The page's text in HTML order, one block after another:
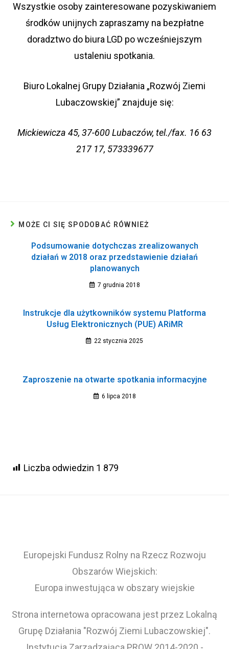
Wszystkie osoby zainteresowane pozyskiwaniem
środków unijnych zapraszamy na bezpłatne
doradztwo do biura LGD po wcześniejszym
ustaleniu spotkania.
Biuro Lokalnej Grupy Działania „Rozwój Ziemi
Lubaczowskiej” znajduje się:
Mickiewicza 45, 37-600 Lubaczów, tel./fax. 16 63
217 17, 573339677
MOŻE CI SIĘ SPODOBAĆ RÓWNIEŻ
Podsumowanie dotychczas zrealizowanych
działań w 2018 oraz przedstawienie działań
planowanych
7 grudnia 2018
Instrukcje dla użytkowników systemu Platforma
Usług Elektronicznych (PUE) ARiMR
22 stycznia 2025
Zaproszenie na otwarte spotkania informacyjne
6 lipca 2018
Liczba odwiedzin 1 879
Europejski Fundusz Rolny na Rzecz Rozwoju
Obszarów Wiejskich:
Europa inwestująca w obszary wiejskie
Strona internetowa opracowana jest przez Lokalną
Grupę Działania "Rozwój Ziemi Lubaczowskiej".